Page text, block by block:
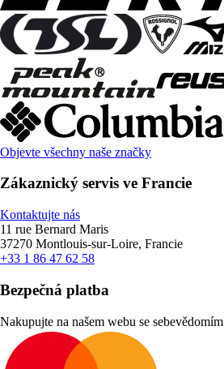
Objevte všechny naše značky
Zákaznický servis ve Francie
Kontaktujte nás
11 rue Bernard Maris
37270 Montlouis-sur-Loire, Francie
+33 1 86 47 62 58
Bezpečná platba
Nakupujte na našem webu se sebevědomím